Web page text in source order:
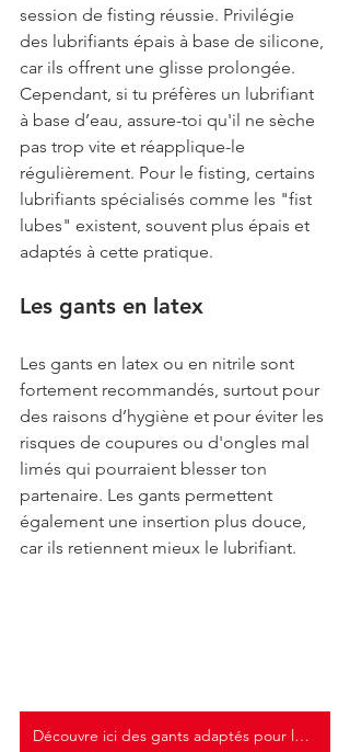
session de fisting réussie. Privilégie
des lubrifiants épais à base de silicone,
car ils offrent une glisse prolongée.
Cependant, si tu préfères un lubrifiant
à base d’eau, assure-toi qu'il ne sèche
pas trop vite et réapplique-le
régulièrement. Pour le fisting, certains
lubrifiants spécialisés comme les "fist
lubes" existent, souvent plus épais et
adaptés à cette pratique.
Les gants en latex
Les gants en latex ou en nitrile sont
fortement recommandés, surtout pour
des raisons d’hygiène et pour éviter les
risques de coupures ou d'ongles mal
limés qui pourraient blesser ton
partenaire. Les gants permettent
également une insertion plus douce,
car ils retiennent mieux le lubrifiant.
Découvre ici des gants adaptés pour le fist